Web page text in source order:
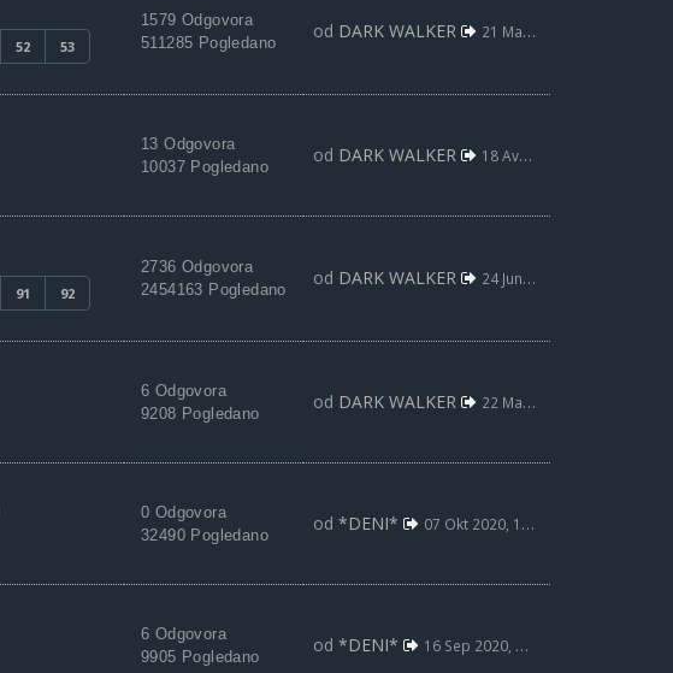
52 53
1579 Odgovora
511285 Pogledano
od DARK WALKER 21 Mar 2022, 16:05
13 Odgovora
10037 Pogledano
od DARK WALKER 18 Avg 2021, 10:37
91 92
2736 Odgovora
2454163 Pogledano
od DARK WALKER 24 Jun 2021, 07:16
6 Odgovora
9208 Pogledano
od DARK WALKER 22 Maj 2021, 01:20
0 Odgovora
32490 Pogledano
od *DENI* 07 Okt 2020, 14:45
6 Odgovora
9905 Pogledano
od *DENI* 16 Sep 2020, 19:57